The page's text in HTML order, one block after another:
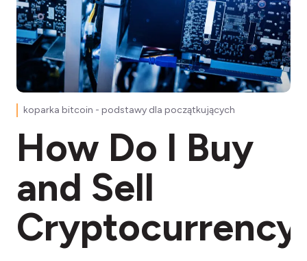
koparka bitcoin - podstawy dla początkujących
How Do I Buy
and Sell